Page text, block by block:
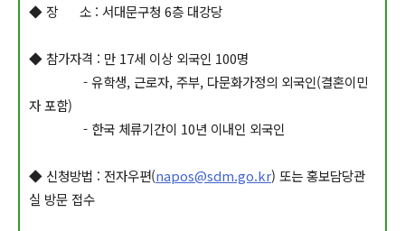
◆ 장 소 : 서대문구청 6층 대강당
◆ 참가자격 : 만 17세 이상 외국인 100명
- 유학생, 근로자, 주부, 다문화가정의 외국인(결혼이민
자 포함)
- 한국 체류기간이 10년 이내인 외국인
◆ 신청방법 : 전자우편(napos@sdm.go.kr) 또는 홍보담당관
실 방문 접수